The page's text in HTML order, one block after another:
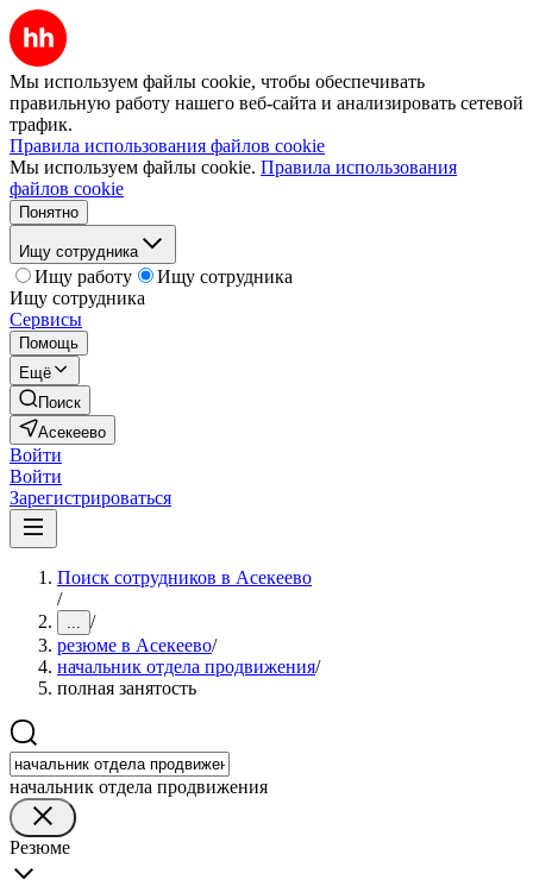
Мы используем файлы cookie, чтобы обеспечивать
правильную работу нашего веб-сайта и анализировать сетевой
трафик.
Правила использования файлов cookie
Мы используем файлы cookie. Правила использования
файлов cookie
Понятно
Ищу сотрудника
Ищу работу
Ищу сотрудника
Ищу сотрудника
Сервисы
Помощь
Ещё
Поиск
Асекеево
Войти
Войти
Зарегистрироваться
Поиск сотрудников в Асекеево
/
... /
резюме в Асекеево/
начальник отдела продвижения/
полная занятость
начальник отдела продвижения
Резюме